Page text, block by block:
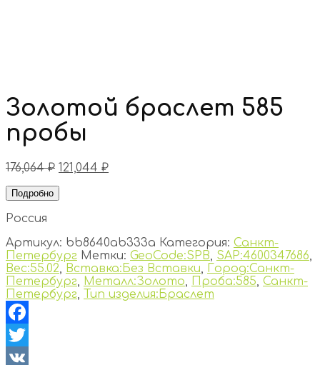
Золотой браслет 585
пробы
176,064₽ 121,044 ₽
Подробно
Россия
Артикул: bb8640ab333a Категория: Санкт-
Петербург Метки: GeoCode:SPB, SAP:4600347686,
Вес:55.02, Вставка:Без Вставки, Город:Санкт-
Петербург, Металл:Золото, Проба:585, Санкт-
Петербург, Тип изделия:Браслет
Facebook
Twitter